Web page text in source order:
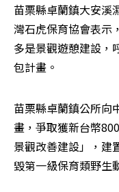
苗栗縣卓蘭鎮大安溪
灣石虎保育協會表示
多是景觀遊憩建設，
包計畫。
苗栗縣卓蘭鎮公所向
畫，爭取獲新台幣
景觀改善建設」，建
毀第一級保育類野生